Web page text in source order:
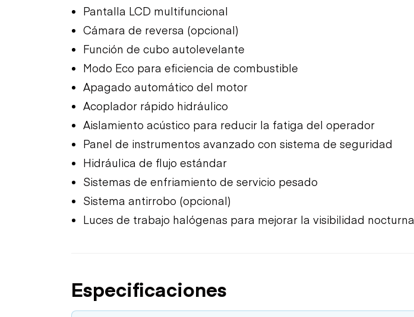
Pantalla LCD multifuncional
Cámara de reversa (opcional)
Función de cubo autolevelante
Modo Eco para eficiencia de combustible
Apagado automático del motor
Acoplador rápido hidráulico
Aislamiento acústico para reducir la fatiga del operador
Panel de instrumentos avanzado con sistema de seguridad
Hidráulica de flujo estándar
Sistemas de enfriamiento de servicio pesado
Sistema antirrobo (opcional)
Luces de trabajo halógenas para mejorar la visibilidad nocturna
Especificaciones